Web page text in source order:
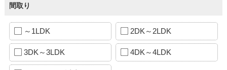
間取り
～1LDK 2DK～2LDK
3DK～3LDK 4DK～4LDK